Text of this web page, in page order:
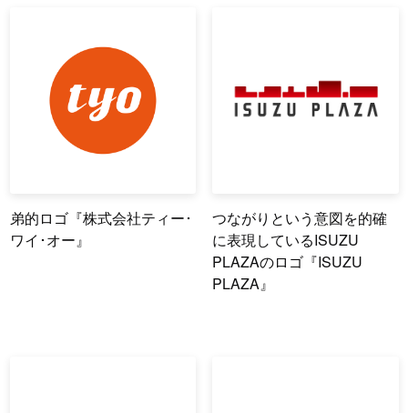
弟的ロゴ『株式会社ティー･
ワイ･オー』
つながりという意図を的確
に表現しているISUZU
PLAZAのロゴ『ISUZU
PLAZA』